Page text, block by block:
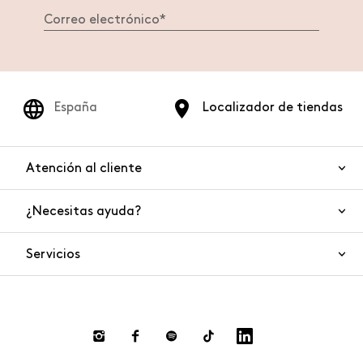
Localizador de tiendas
España
Atención al cliente
¿Necesitas ayuda?
Servicios
Private Store